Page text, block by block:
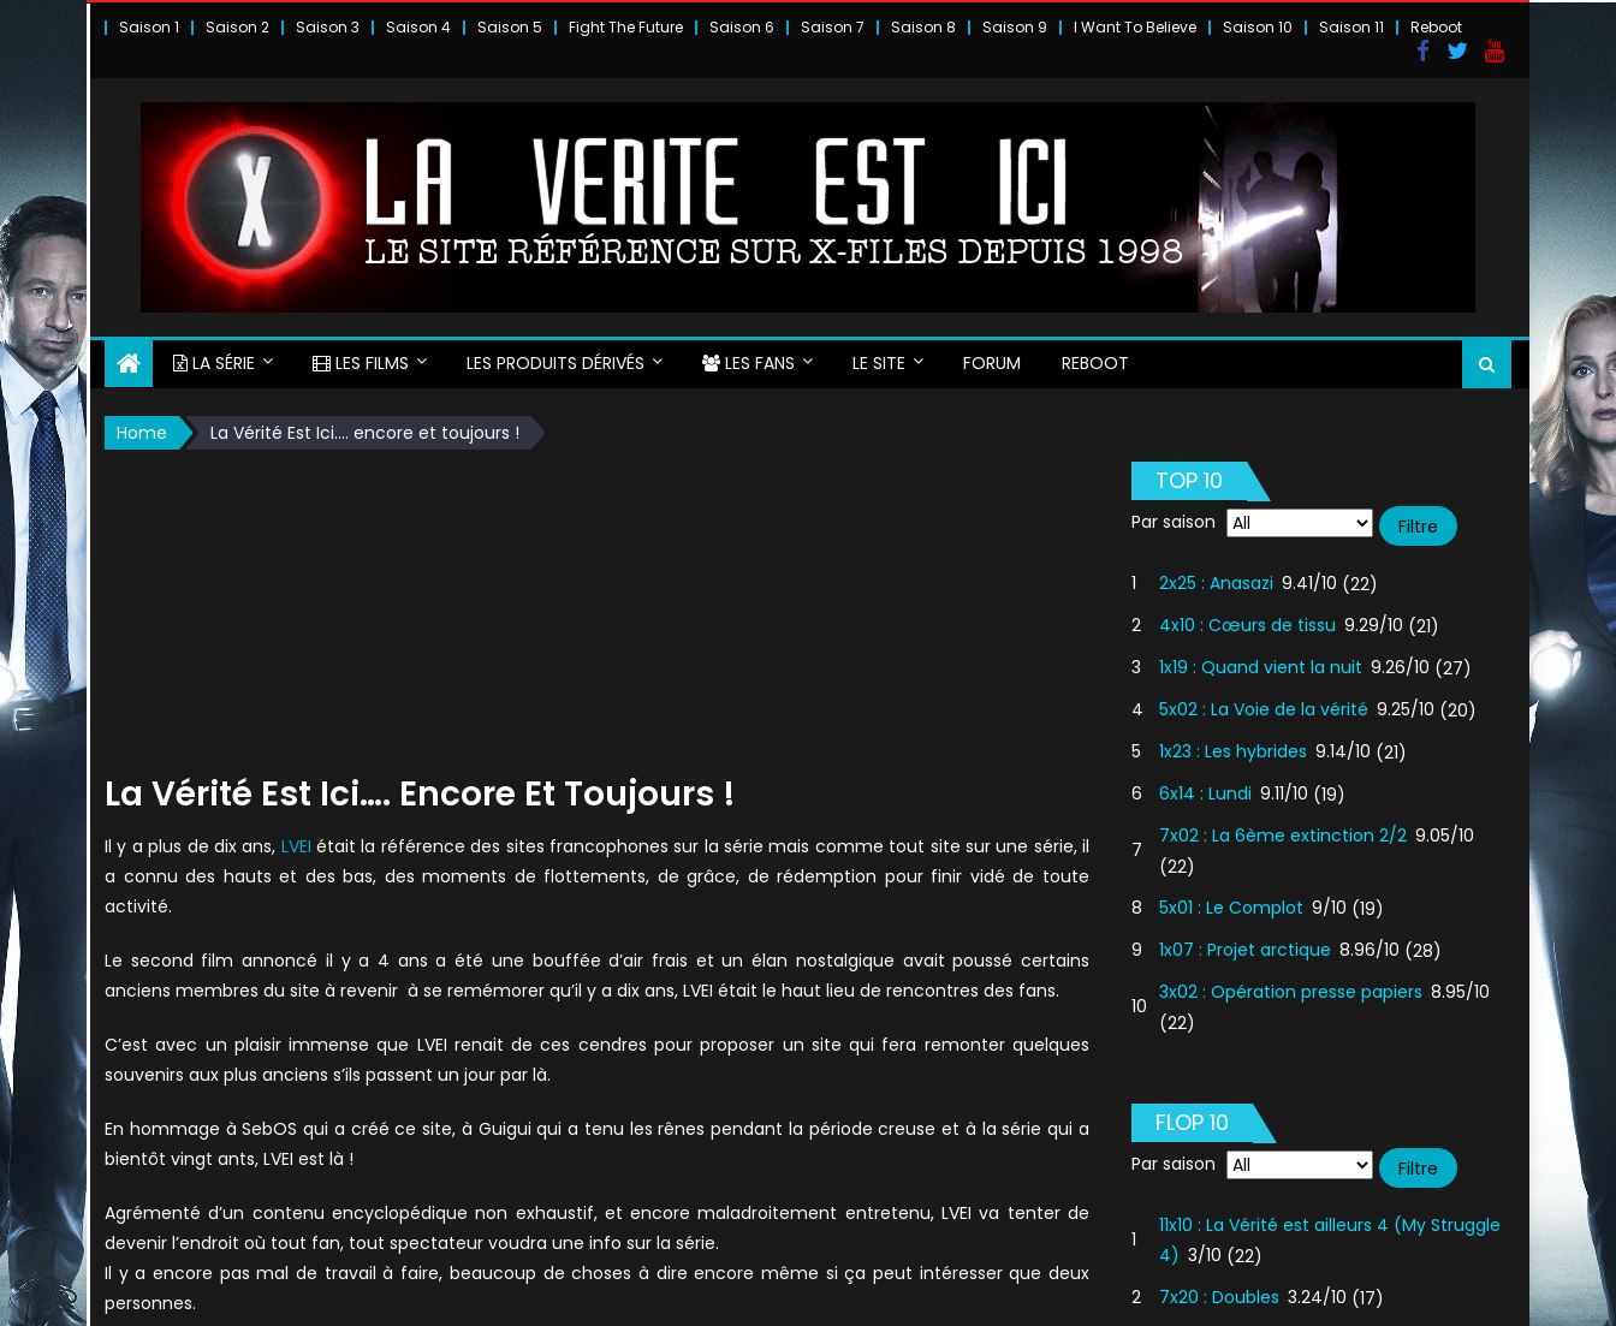
Saison 1 Saison 2 Saison 3 Saison 4 Saison 5 Fight The Future Saison 6 Saison 7 Saison 8 Saison 9 I Want To Believe Saison 10 Saison 11 Reboot
LA SÉRIE LES FILMS LES PRODUITS DÉRIVÉS LES FANS LE SITE FORUM REBOOT
Home La Vérité Est Ici…. encore et toujours !
La Vérité Est Ici…. Encore Et Toujours !
Il y a plus de dix ans, LVEI était la référence des sites francophones sur la série mais comme tout site sur une série, il
a connu des hauts et des bas, des moments de flottements, de grâce, de rédemption pour finir vidé de toute
activité.
Le second film annoncé il y a 4 ans a été une bouffée d’air frais et un élan nostalgique avait poussé certains
anciens membres du site à revenir à se remémorer qu’il y a dix ans, LVEI était le haut lieu de rencontres des fans.
C’est avec un plaisir immense que LVEI renait de ces cendres pour proposer un site qui fera remonter quelques
souvenirs aux plus anciens s’ils passent un jour par là.
En hommage à SebOS qui a créé ce site, à Guigui qui a tenu les rênes pendant la période creuse et à la série qui a
bientôt vingt ants, LVEI est là !
Agrémenté d’un contenu encyclopédique non exhaustif, et encore maladroitement entretenu, LVEI va tenter de
devenir l’endroit où tout fan, tout spectateur voudra une info sur la série.
Il y a encore pas mal de travail à faire, beaucoup de choses à dire encore même si ça peut intéresser que deux
personnes.
TOP 10
Par saison
1 2x25 : Anasazi 9.41/10 (22)
2
4x10 : Cœurs de tissu 9.29/10 (21)
3
1x19 : Quand vient la nuit 9.26/10 (27)
4
5x02 : La Voie de la vérité 9.25/10 (20)
5
1x23 : Les hybrides 9.14/10 (21)
6
6x14 : Lundi 9.11/10 (19)
7
7x02 : La 6ème extinction 2/2 9.05/10
(22)
8
5x01 : Le Complot 9/10 (19)
9
1x07 : Projet arctique 8.96/10 (28)
10
3x02 : Opération presse papiers 8.95/10
(22)
FLOP 10
Par saison
1
11x10 : La Vérité est ailleurs 4 (My Struggle
4) 3/10 (22)
2
7x20 : Doubles 3.24/10 (17)